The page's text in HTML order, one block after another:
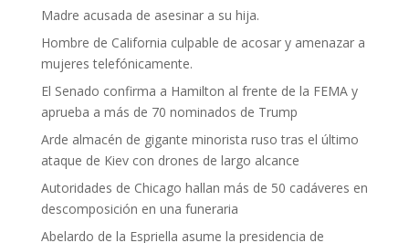
Madre acusada de asesinar a su hija.
Hombre de California culpable de acosar y amenazar a
mujeres telefónicamente.
El Senado confirma a Hamilton al frente de la FEMA y
aprueba a más de 70 nominados de Trump
Arde almacén de gigante minorista ruso tras el último
ataque de Kiev con drones de largo alcance
Autoridades de Chicago hallan más de 50 cadáveres en
descomposición en una funeraria
Abelardo de la Espriella asume la presidencia de